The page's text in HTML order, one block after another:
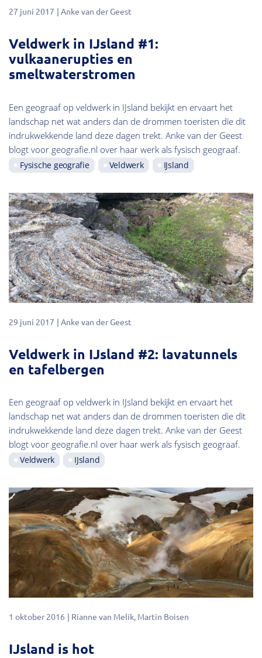
27 juni 2017 Anke van der Geest
Veldwerk in IJsland #1:
vulkaanerupties en
smeltwaterstromen
Een geograaf op veldwerk in IJsland bekijkt en ervaart het
landschap net wat anders dan de drommen toeristen die dit
indrukwekkende land deze dagen trekt. Anke van der Geest
blogt voor geografie.nl over haar werk als fysisch geograaf.
Fysische geografie Veldwerk IJsland
29 juni 2017 Anke van der Geest
Veldwerk in IJsland #2: lavatunnels
en tafelbergen
Een geograaf op veldwerk in IJsland bekijkt en ervaart het
landschap net wat anders dan de drommen toeristen die dit
indrukwekkende land deze dagen trekt. Anke van der Geest
blogt voor geografie.nl over haar werk als fysisch geograaf.
Veldwerk IJsland
1 oktober 2016 Rianne van Melik Martin Boisen
IJsland is hot